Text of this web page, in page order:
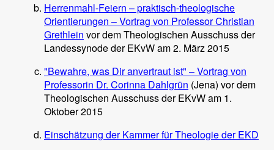
Herrenmahl-Feiern – praktisch-theologische
Orientierungen – Vortrag von Professor Christian
Grethlein vor dem Theologischen Ausschuss der
Landessynode der EKvW am 2. März 2015
"Bewahre, was Dir anvertraut ist" – Vortrag von
Professorin Dr. Corinna Dahlgrün (Jena) vor dem
Theologischen Ausschuss der EKvW am 1.
Oktober 2015
Einschätzung der Kammer für Theologie der EKD